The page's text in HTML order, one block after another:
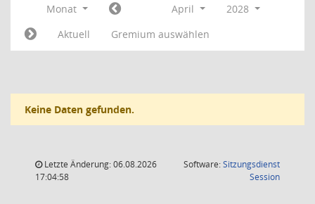
Monat April
2028
Aktuell
Gremium auswählen
Keine Daten gefunden.
Letzte Änderung: 06.08.2026
17:04:58
Software:Sitzungsdienst
Session(Wird in